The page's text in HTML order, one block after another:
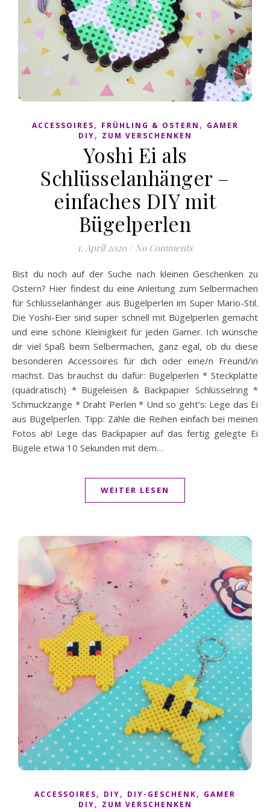
ACCESSOIRES, FRÜHLING & OSTERN , GAMER
DIY, ZUM VERSCHENKEN
Yoshi Ei als
Schlüsselanhänger –
einfaches DIY mit
Bügelperlen
1. April 2020 / No Comments
Bist du noch auf der Suche nach kleinen Geschenken zu
Ostern? Hier findest du eine Anleitung zum Selbermachen
für Schlüsselanhänger aus Bügelperlen im Super Mario-Stil.
Die Yoshi-Eier sind super schnell mit Bügelperlen gemacht
und eine schöne Kleinigkeit für jeden Gamer. Ich wünsche
dir viel Spaß beim Selbermachen, ganz egal, ob du diese
besonderen Accessoires für dich oder eine/n Freund/in
machst. Das brauchst du dafür: Bügelperlen * Steckplatte
(quadratisch) * Bügeleisen & Backpapier Schlüsselring *
Schmuckzange * Draht Perlen * Und so geht’s: Lege das Ei
aus Bügelperlen. Tipp: Zähle die Reihen einfach bei meinen
Fotos ab! Lege das Backpapier auf das fertig gelegte Ei
Bügele etwa 10 Sekunden mit dem…
WEITER LESEN
ACCESSOIRES, DIY, DIY-GESCHENK, GAMER
DIY, ZUM VERSCHENKEN